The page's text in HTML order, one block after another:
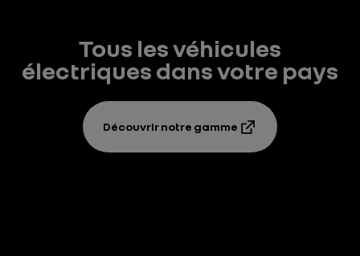
Tous les véhicules
électriques dans votre pays
Découvrir notre gamme